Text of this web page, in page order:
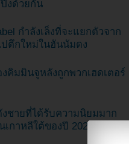
งด้วยกัน
กำลังเล็งที่จะแยกตัวจาก
ตึกใหม่ในฮันนัมดง
คิมมินจูหลังถูกพวกเฮดเตอร์
ชายที่ได้รับความนิยมมาก
กาหลีใต้ของปี 2023